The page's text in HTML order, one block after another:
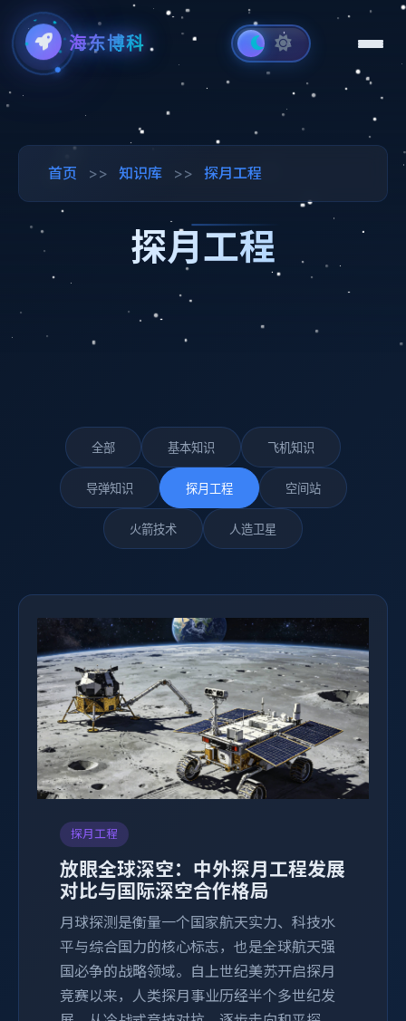
海东博科
首页 >> 知识库 >> 探月工程
探月工程
全部 基本知识 飞机知识
导弹知识 探月工程 空间站
火箭技术 人造卫星
探月工程
放眼全球深空：中外探月工程发展
对比与国际深空合作格局
月球探测是衡量一个国家航天实力、科技水
平与综合国力的核心标志，也是全球航天强
国必争的战略领域。自上世纪美苏开启探月
竞赛以来，人类探月事业历经半个多世纪发